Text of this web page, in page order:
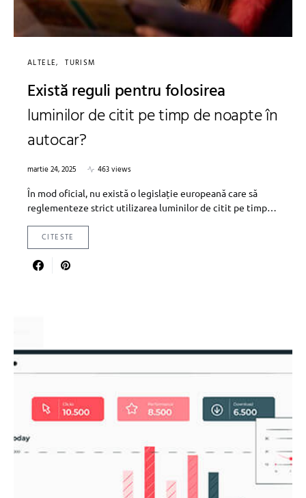
ALTELE TURISM
Există reguli pentru folosirea
luminilor de citit pe timp de noapte în
autocar?
martie 24, 2025
463 views
În mod oficial, nu există o legislație europeană care să
reglementeze strict utilizarea luminilor de citit pe timp…
CITESTE